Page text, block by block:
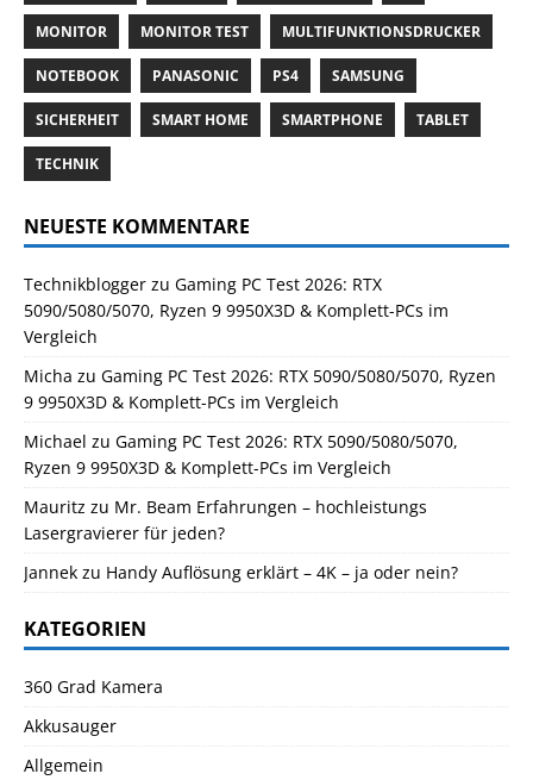
MONITOR MONITOR TEST MULTIFUNKTIONSDRUCKER
NOTEBOOK PANASONIC PS4 SAMSUNG
SICHERHEIT SMART HOME SMARTPHONE TABLET
TECHNIK
NEUESTE KOMMENTARE
Technikblogger zu Gaming PC Test 2026: RTX
5090/5080/5070, Ryzen 9 9950X3D & Komplett-PCs im
Vergleich
Micha zu Gaming PC Test 2026: RTX 5090/5080/5070, Ryzen
9 9950X3D & Komplett-PCs im Vergleich
Michael zu Gaming PC Test 2026: RTX 5090/5080/5070,
Ryzen 9 9950X3D & Komplett-PCs im Vergleich
Mauritz zu Mr. Beam Erfahrungen – hochleistungs
Lasergravierer für jeden?
Jannek zu Handy Auflösung erklärt – 4K – ja oder nein?
KATEGORIEN
360 Grad Kamera
Akkusauger
Allgemein